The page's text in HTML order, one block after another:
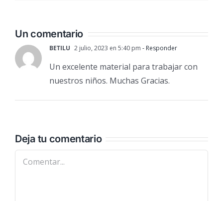
Un comentario
BETILU 2 julio, 2023 en 5:40 pm - Responder
Un excelente material para trabajar con
nuestros niños. Muchas Gracias.
Deja tu comentario
Comentar